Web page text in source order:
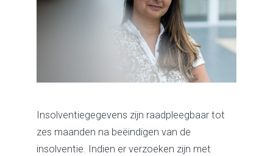
Insolventiegegevens zijn raadpleegbaar tot
zes maanden na beëindigen van de
insolventie. Indien er verzoeken zijn met